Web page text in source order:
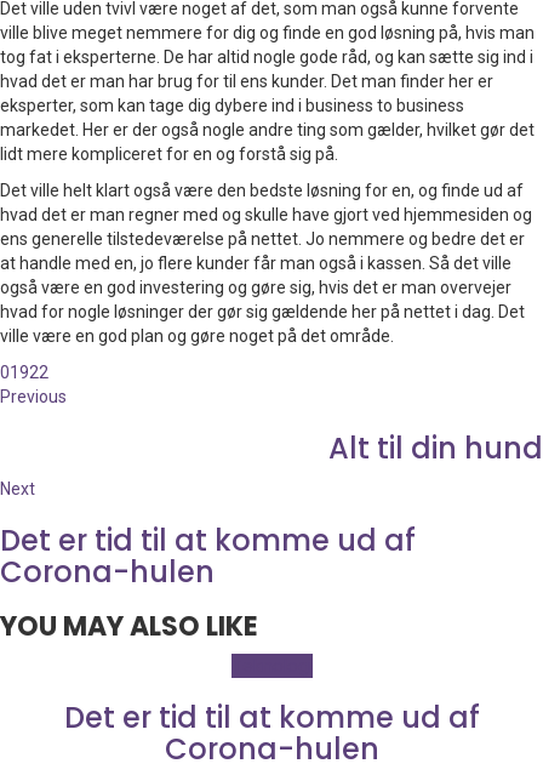
Det ville uden tvivl være noget af det, som man også kunne forvente
ville blive meget nemmere for dig og finde en god løsning på, hvis man
tog fat i eksperterne. De har altid nogle gode råd, og kan sætte sig ind i
hvad det er man har brug for til ens kunder. Det man finder her er
eksperter, som kan tage dig dybere ind i business to business
markedet. Her er der også nogle andre ting som gælder, hvilket gør det
lidt mere kompliceret for en og forstå sig på.
Det ville helt klart også være den bedste løsning for en, og finde ud af
hvad det er man regner med og skulle have gjort ved hjemmesiden og
ens generelle tilstedeværelse på nettet. Jo nemmere og bedre det er
at handle med en, jo flere kunder får man også i kassen. Så det ville
også være en god investering og gøre sig, hvis det er man overvejer
hvad for nogle løsninger der gør sig gældende her på nettet i dag. Det
ville være en god plan og gøre noget på det område.
01922
Previous
Alt til din hund
Next
Det er tid til at komme ud af
Corona-hulen
YOU MAY ALSO LIKE
Det er tid til at komme ud af
Corona-hulen